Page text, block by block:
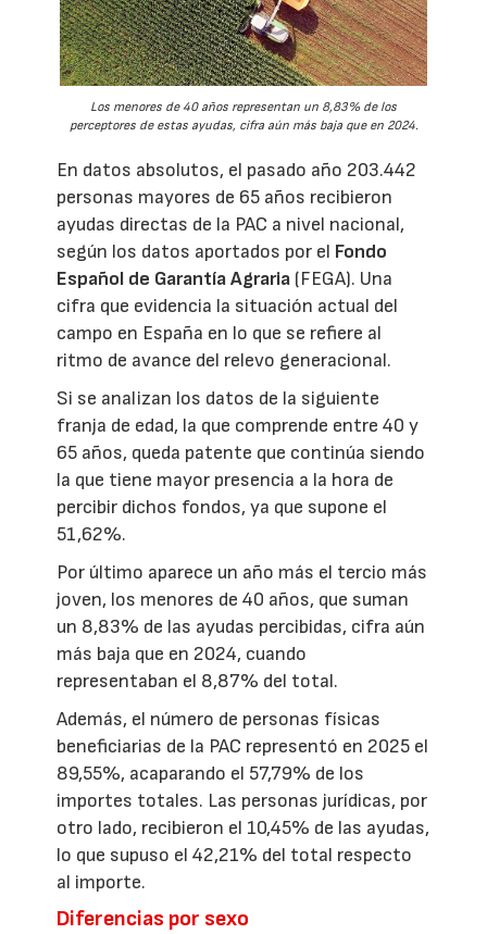
Los menores de 40 años representan un 8,83% de los
perceptores de estas ayudas, cifra aún más baja que en 2024.
En datos absolutos, el pasado año 203.442
personas mayores de 65 años recibieron
ayudas directas de la PAC a nivel nacional,
según los datos aportados por el Fondo
Español de Garantía Agraria (FEGA). Una
cifra que evidencia la situación actual del
campo en España en lo que se refiere al
ritmo de avance del relevo generacional.
Si se analizan los datos de la siguiente
franja de edad, la que comprende entre 40 y
65 años, queda patente que continúa siendo
la que tiene mayor presencia a la hora de
percibir dichos fondos, ya que supone el
51,62%.
Por último aparece un año más el tercio más
joven, los menores de 40 años, que suman
un 8,83% de las ayudas percibidas, cifra aún
más baja que en 2024, cuando
representaban el 8,87% del total.
Además, el número de personas físicas
beneficiarias de la PAC representó en 2025 el
89,55%, acaparando el 57,79% de los
importes totales. Las personas jurídicas, por
otro lado, recibieron el 10,45% de las ayudas,
lo que supuso el 42,21% del total respecto
al importe.
Diferencias por sexo